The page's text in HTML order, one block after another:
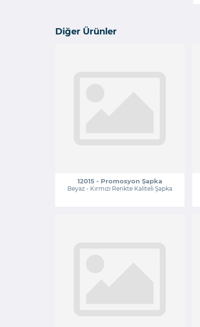
Diğer Ürünler
12015 - Promosyon Şapka
Beyaz - Kırmızı Renkte Kaliteli Şapka